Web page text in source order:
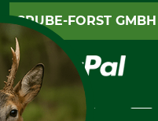
Bestellung widerrufen
Widerrufsrecht
Widerrufsformular
Datenschutz
Zahlungsarten
PayPal
Kreditkarte
Rechnung
Vorkasse
GRUBE-FORST GMBH
Karriere
Über uns
Messetermine
Community